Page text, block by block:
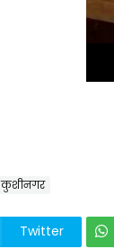
कुशीनगर
Twitter